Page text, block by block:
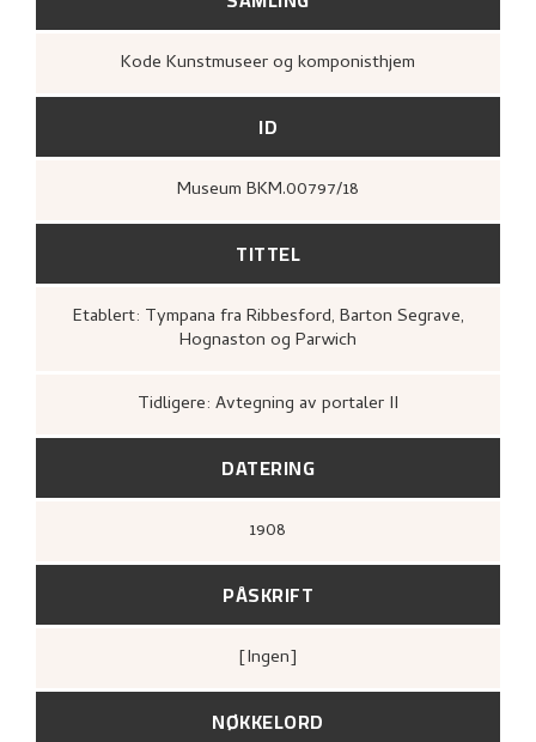
Kode Kunstmuseer og komponisthjem
ID
Museum BKM.00797/18
TITTEL
Etablert: Tympana fra Ribbesford, Barton Segrave,
Hognaston og Parwich
Tidligere: Avtegning av portaler II
DATERING
1908
PÅSKRIFT
[ingen]
NØKKELORD